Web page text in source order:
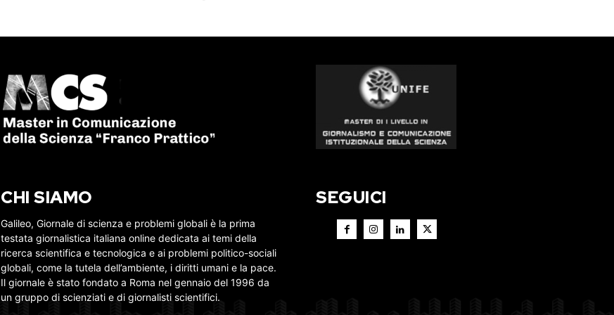
CHI SIAMO
Galileo, Giornale di scienza e problemi globali è la prima
testata giornalistica italiana online dedicata ai temi della
ricerca scientifica e tecnologica e ai problemi politico-sociali
globali, come la tutela dell’ambiente, i diritti umani e la pace.
Il giornale è stato fondato a Roma nel gennaio del 1996 da
un gruppo di scienziati e di giornalisti scientifici.
SEGUICI